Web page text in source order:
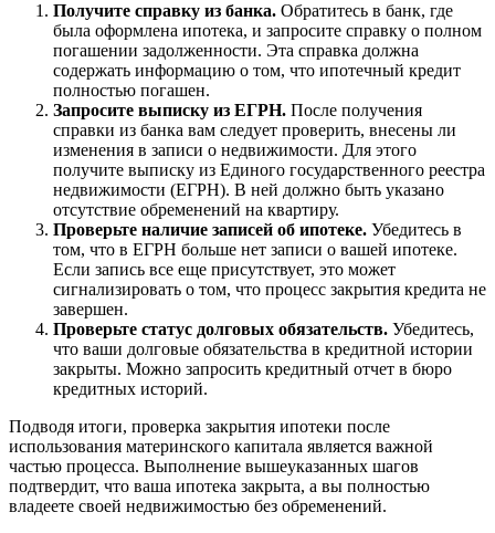
Получите справку из банка. Обратитесь в банк, где
была оформлена ипотека, и запросите справку о полном
погашении задолженности. Эта справка должна
содержать информацию о том, что ипотечный кредит
полностью погашен.
Запросите выписку из ЕГРН. После получения
справки из банка вам следует проверить, внесены ли
изменения в записи о недвижимости. Для этого
получите выписку из Единого государственного реестра
недвижимости (ЕГРН). В ней должно быть указано
отсутствие обременений на квартиру.
Проверьте наличие записей об ипотеке. Убедитесь в
том, что в ЕГРН больше нет записи о вашей ипотеке.
Если запись все еще присутствует, это может
сигнализировать о том, что процесс закрытия кредита не
завершен.
Проверьте статус долговых обязательств. Убедитесь,
что ваши долговые обязательства в кредитной истории
закрыты. Можно запросить кредитный отчет в бюро
кредитных историй.
Подводя итоги, проверка закрытия ипотеки после
использования материнского капитала является важной
частью процесса. Выполнение вышеуказанных шагов
подтвердит, что ваша ипотека закрыта, а вы полностью
владеете своей недвижимостью без обременений.